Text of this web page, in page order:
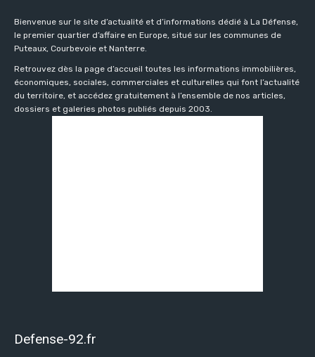
Bienvenue sur le site d’actualité et d’informations dédié à La Défense,
le premier quartier d’affaire en Europe, situé sur les communes de
Puteaux, Courbevoie et Nanterre.
Retrouvez dès la page d’accueil toutes les informations immobilières,
économiques, sociales, commerciales et culturelles qui font l’actualité
du territoire, et accédez gratuitement à l’ensemble de nos articles,
dossiers et galeries photos publiés depuis 2003.
Defense-92.fr